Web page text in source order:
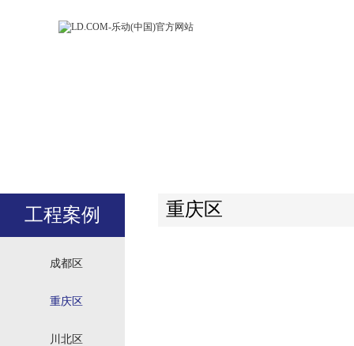
工程案例
成都区
重庆区
川北区
重庆区